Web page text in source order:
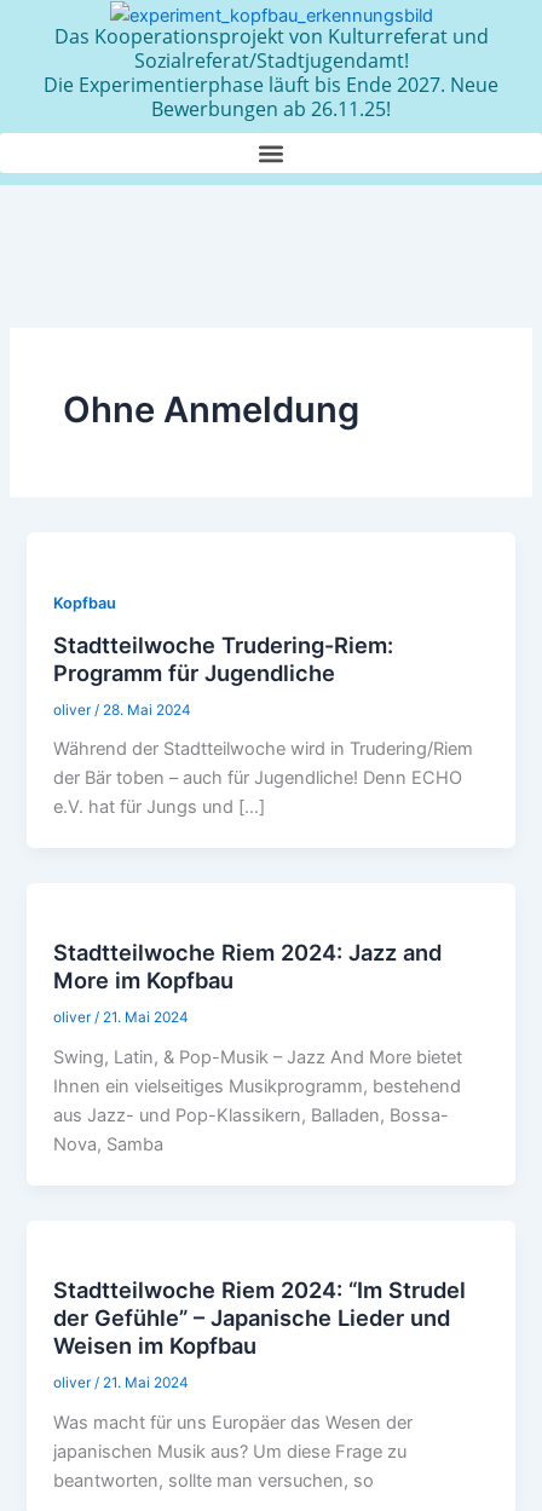
Das Kooperationsprojekt von Kulturreferat und
Sozialreferat/Stadtjugendamt!
Die Experimentierphase läuft bis Ende 2027. Neue
Bewerbungen ab 26.11.25!
Ohne Anmeldung
Kopfbau
Stadtteilwoche Trudering-Riem:
Programm für Jugendliche
oliver / 28. Mai 2024
Während der Stadtteilwoche wird in Trudering/Riem
der Bär toben – auch für Jugendliche! Denn ECHO
e.V. hat für Jungs und […]
Stadtteilwoche Riem 2024: Jazz and
More im Kopfbau
oliver/ 21. Mai 2024
Swing, Latin, & Pop-Musik – Jazz And More bietet
Ihnen ein vielseitiges Musikprogramm, bestehend
aus Jazz- und Pop-Klassikern, Balladen, Bossa-
Nova, Samba
Stadtteilwoche Riem 2024: “Im Strudel
der Gefühle” – Japanische Lieder und
Weisen im Kopfbau
oliver/ 21. Mai 2024
Was macht für uns Europäer das Wesen der
japanischen Musik aus? Um diese Frage zu
beantworten, sollte man versuchen, so